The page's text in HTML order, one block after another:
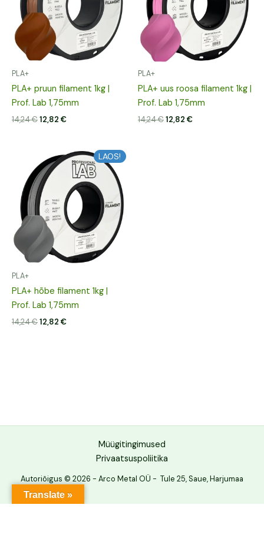
PLA+
PLA+ pruun filament 1kg |
Prof. Lab 1,75mm
14,24€12,82 €
PLA+
PLA+ uus roosa filament 1kg |
Prof. Lab 1,75mm
14,24€12,82 €
LAOS!
PLA+
PLA+ hõbe filament 1kg |
Prof. Lab 1,75mm
14,24€
Algne
hind
oli:
14,24 €.
12,82 €
Praegune
hind
on:
12,82 €.
Müügitingimused
Privaatsuspoliitika
Autoriõigus © 2026 - Arco Metal OÜ - Tule 25, Saue, Harjumaa
Translate »